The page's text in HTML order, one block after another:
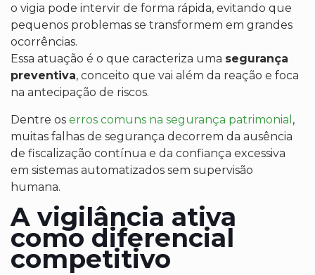
o vigia pode intervir de forma rápida, evitando que
pequenos problemas se transformem em grandes
ocorrências.
Essa atuação é o que caracteriza uma segurança
preventiva, conceito que vai além da reação e foca
na antecipação de riscos.
Dentre os erros comuns na segurança patrimonial ,
muitas falhas de segurança decorrem da ausência
de fiscalização contínua e da confiança excessiva
em sistemas automatizados sem supervisão
humana.
A vigilância ativa
como diferencial
competitivo